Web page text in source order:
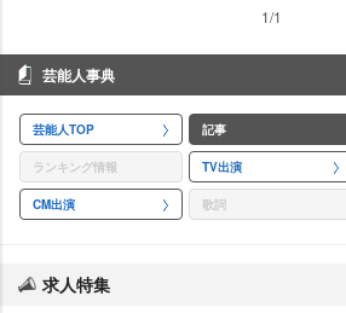
1/1
芸能人事典
芸能人TOP 記事
ランキング情報 TV出演
CM出演 歌詞
求人特集